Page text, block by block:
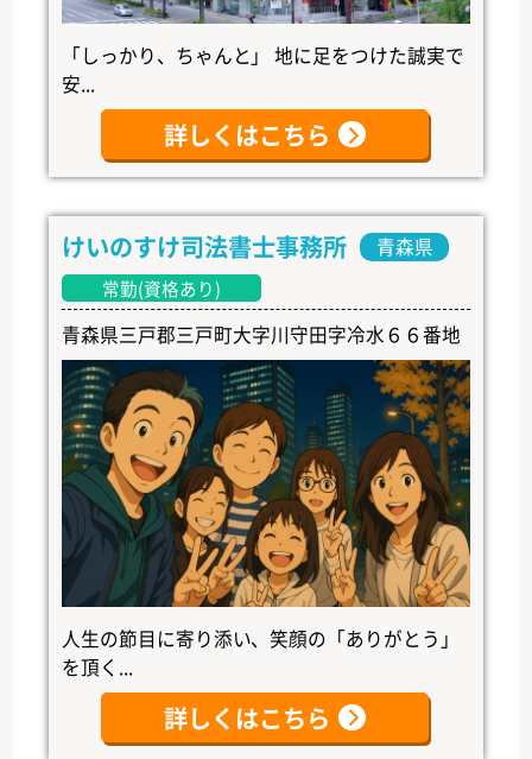
「しっかり、ちゃんと」 地に足をつけた誠実で
安...
詳しくはこちら
けいのすけ司法書士事務所 青森県
常勤(資格あり)
青森県三戸郡三戸町大字川守田字冷水６６番地
人生の節目に寄り添い、笑顔の「ありがとう」
を頂く...
詳しくはこちら